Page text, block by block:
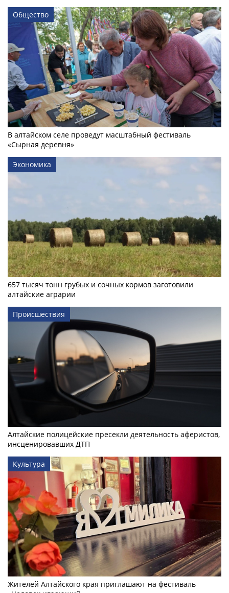
Общество
В алтайском селе проведут масштабный фестиваль
«Сырная деревня»
Экономика
657 тысяч тонн грубых и сочных кормов заготовили
алтайские аграрии
Происшествия
Алтайские полицейские пресекли деятельность аферистов,
инсценировавших ДТП
Культура
Жителей Алтайского края приглашают на фестиваль